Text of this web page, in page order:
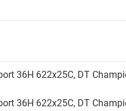
36H 622x25C, DT
36H 622x25C, DT